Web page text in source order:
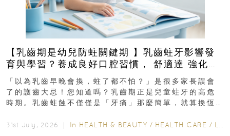
【乳齒期是幼兒防蛀關鍵期 】乳齒蛀牙影響發
育與學習？養成良好口腔習慣， 舒適達 強化琺
瑯質 兒童牙膏防護指南
「以為乳齒早晚會換，蛀了都不怕？」是很多家長誤會
了的護齒大忌！您知道嗎？乳齒期正是兒童蛀牙的高危
時期。乳齒蛀蝕不僅僅是「牙痛」那麼簡單，就算換恆
31st July, 2026 ｜ In HEALTH & BEAUTY / HEALTH CARE / LIFESTYLE